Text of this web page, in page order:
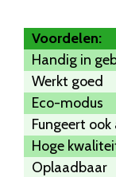
Voordelen:
Handig in
Werkt goed
Eco-modus
Fungeert
Hoge
Oplaadbaar